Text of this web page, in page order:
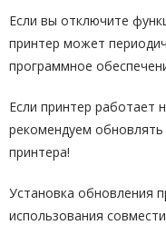
Если вы отключите
принтер может
программное
Если принтер работает
рекомендуем
принтера!
Установка обновления
использования